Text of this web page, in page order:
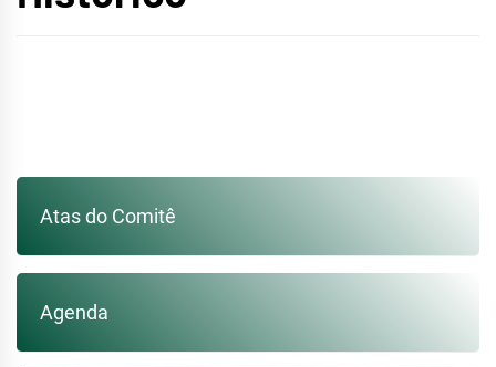
Atas do Comitê
Agenda